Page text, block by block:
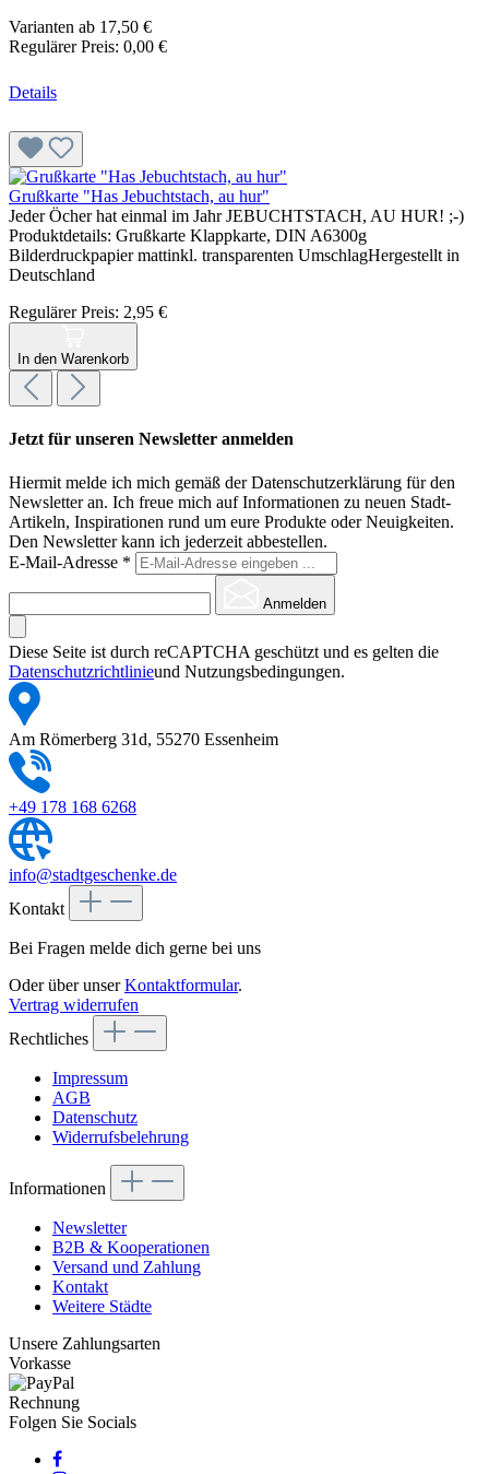
Varianten ab 17,50 €
Regulärer Preis: 0,00 €
Details
Grußkarte "Has Jebuchtstach, au hur"
Jeder Öcher hat einmal im Jahr JEBUCHTSTACH, AU HUR! ;-)
Produktdetails: Grußkarte Klappkarte, DIN A6300g
Bilderdruckpapier mattinkl. transparenten UmschlagHergestellt in
Deutschland
Regulärer Preis: 2,95 €
In den Warenkorb
Jetzt für unseren Newsletter anmelden
Hiermit melde ich mich gemäß der Datenschutzerklärung für den
Newsletter an. Ich freue mich auf Informationen zu neuen Stadt-
Artikeln, Inspirationen rund um eure Produkte oder Neuigkeiten.
Den Newsletter kann ich jederzeit abbestellen.
E-Mail-Adresse *
Anmelden
Diese Seite ist durch reCAPTCHA geschützt und es gelten die
Datenschutzrichtlinieund Nutzungsbedingungen.
Am Römerberg 31d, 55270 Essenheim
+49 178 168 6268
info@stadtgeschenke.de
Kontakt
Bei Fragen melde dich gerne bei uns
Oder über unserKontaktformular.
Vertrag widerrufen
Rechtliches
Impressum
AGB
Datenschutz
Widerrufsbelehrung
Informationen
Newsletter
B2B & Kooperationen
Versand und Zahlung
Kontakt
Weitere Städte
Unsere Zahlungsarten
Vorkasse
Rechnung
Folgen Sie Socials